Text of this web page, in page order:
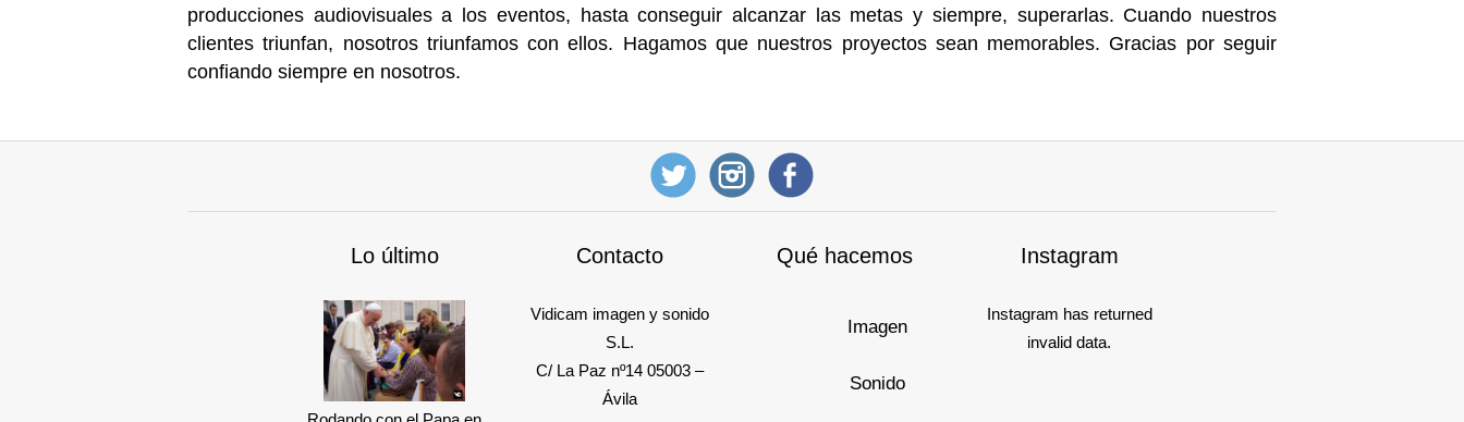
producciones audiovisuales a los eventos, hasta conseguir alcanzar las metas y siempre, superarlas. Cuando nuestros
clientes triunfan, nosotros triunfamos con ellos. Hagamos que nuestros proyectos sean memorables. Gracias por seguir
confiando siempre en nosotros.
Lo último Contacto
Vidicam imagen y sonido
S.L.
C/ La Paz nº14 05003 –
Ávila
Qué hacemos
Imagen
Sonido
Instagram
Instagram has returned
invalid data.